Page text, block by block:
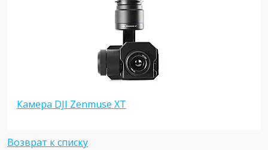
Камера DJI Zenmuse XT
Возврат к списку